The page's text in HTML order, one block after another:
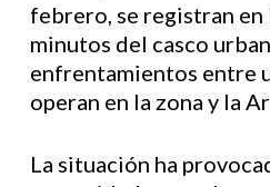
febrero, se registran en
minutos del casco
enfrentamientos entre
operan en la zona y la
La situación ha